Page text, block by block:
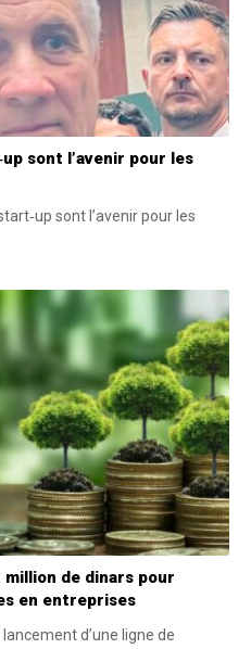
sont l’avenir pour les
sont l’avenir pour les
million de dinars pour
en entreprises
d’une ligne de